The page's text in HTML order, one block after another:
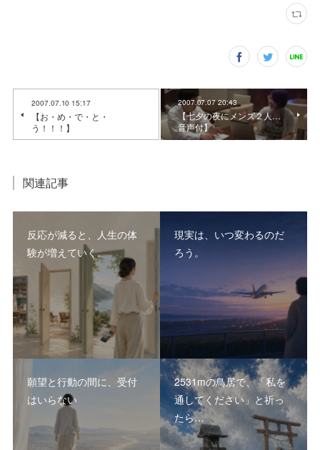
2007.07.10 15:17
【お・め・で・と・
う！！！】
2007.07.07 20:43
【七夕の夜にメンズ２人…
音声付】
関連記事
反応が減ると、人生の体
験が増えていく。
現実は、いつ変わるのだ
ろう。
願望と行動の間に、受付
はいらない
2531mの鳥居で、「私を
通してください」と祈っ
たら…